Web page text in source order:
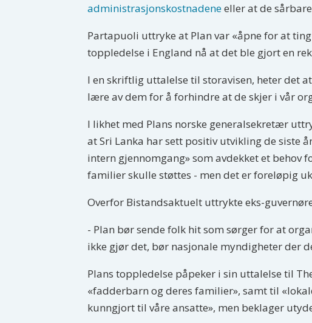
administrasjonskostnadeneeller at de
Partapuoli uttryke at Plan var «åpne for at
toppledelse i England nå at det ble gjort en
I en skriftlig uttalelse til storavisen, heter det
lære av dem for å forhindre at de skjer i vår
I likhet med Plans norske generalsekretær
at Sri Lanka har sett positiv utvikling de siste
intern gjennomgang» som avdekket et behov
familier skulle støttes - men det er foreløpig
Overfor Bistandsaktuelt uttrykte eks-
- Plan bør sende folk hit som sørger for at
ikke gjør det, bør nasjonale myndigheter der
Plans toppledelse påpeker i sin uttalelse til
«fadderbarn og deres familier», samt til
kunngjort til våre ansatte», men beklager